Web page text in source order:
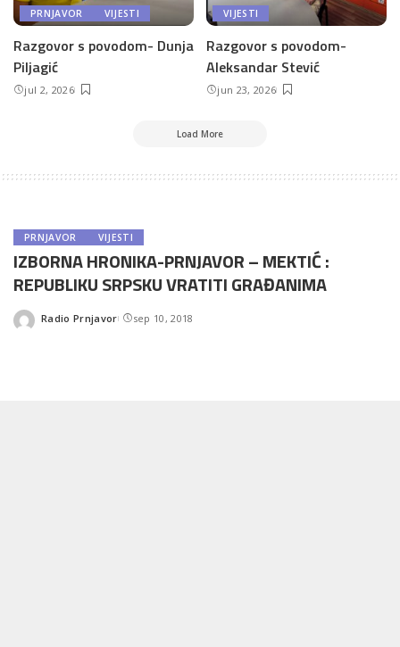
PRNJAVOR VIJESTI
Razgovor s povodom- Dunja
Piljagić
jul 2, 2026
VIJESTI
Razgovor s povodom-
Aleksandar Stević
jun 23, 2026
Load More
PRNJAVOR VIJESTI
IZBORNA HRONIKA-PRNJAVOR – MEKTIĆ :
REPUBLIKU SRPSKU VRATITI GRAĐANIMA
Posted
Radio Prnjavor sep 10, 2018